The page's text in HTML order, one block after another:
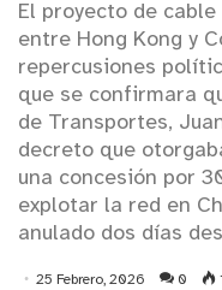
El proyecto de
entre Hong Kong y
repercusiones
que se confirmara
de Transportes,
decreto que
una concesión por
explotar la red en
anulado dos días
25 Febrero, 2026 0